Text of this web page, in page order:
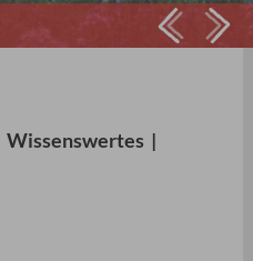
Prev
Wissenswertes |